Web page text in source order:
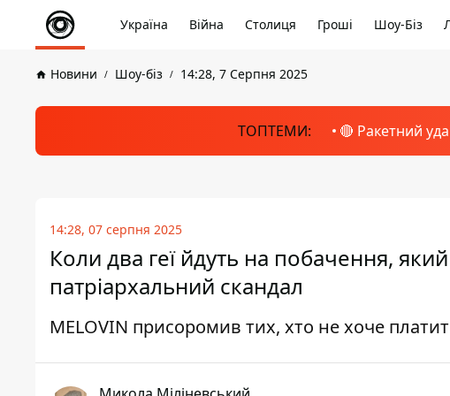
Україна Війна Столиця Гроші Шоу-Біз
Новини Шоу-біз 14:28, 7 Серпня 2025
ТОПТЕМИ: 🔴 Ракетний
14:28, 07 серпня 2025
Коли два геї йдуть на побачення,
патріархальний скандал
MELOVIN присоромив тих, хто не хоче